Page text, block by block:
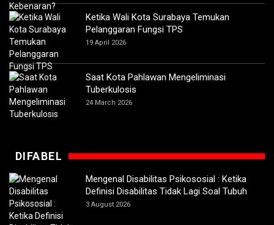
Ketika Wali Kota Surabaya Temukan
Pelanggaran Fungsi TPS
19 April 2026
Saat Kota Pahlawan Mengeliminasi
Tuberkulosis
24 March 2026
DIFABEL
Mengenal Disabilitas Psikososial : Ketika
Definisi Disabilitas Tidak Lagi Soal Tubuh
3 August 2026